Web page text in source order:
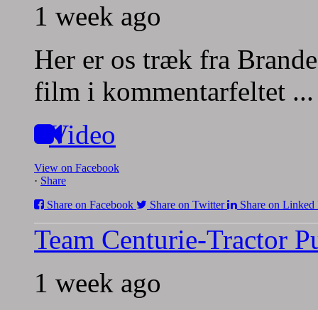
1 week ago
Her er os træk fra
film i kommentarfeltet
Video
View on Facebook
· Share
Share on Facebook
Share on Twitter Share on Linked
Team Centurie-Tractor
1 week ago